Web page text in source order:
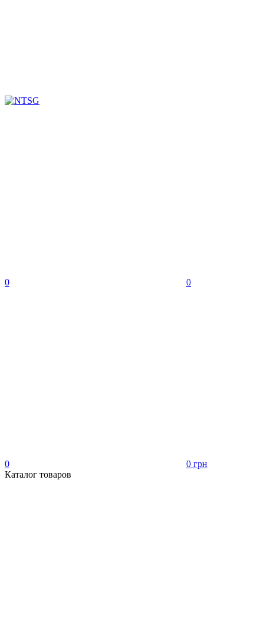
0 0
0
0 грн
Каталог товаров